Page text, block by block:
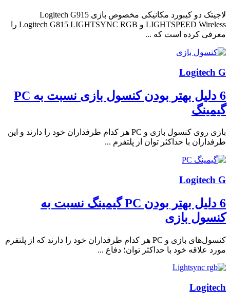
لاجیتک دو کیبورد مکانیکی مخصوص بازی Logitech G915
LIGHTSPEED Wireless و Logitech G815 LIGHTSYNC RGB را
معرفی کرده است که ...
Logitech G
6 دلیل بهتر بودن کنسول بازی نسبت به PC
گیمینگ
بازی روی کنسول بازی و PC هر کدام طرفداران خود را دارند و این
طرفداران با حداکثر توان از پلتفرم ...
Logitech G
6 دلیل بهتر بودن PC گیمینگ نسبت به
کنسول بازی
کنسول‌های بازی و PC هر کدام طرفداران خود را دارند که از پلتفرم
مورد علاقه خود با حداکثر توان؛ دفاع ...
Logitech